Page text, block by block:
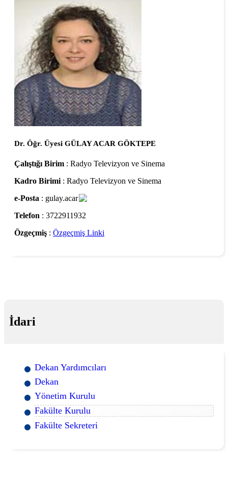
Dr. Öğr. Üyesi GÜLAY ACAR GÖKTEPE
Çalıştığı Birim : Radyo Televizyon ve Sinema
Kadro Birimi : Radyo Televizyon ve Sinema
e-Posta : gulay.acar
Telefon : 3722911932
Özgeçmiş : Özgeçmiş Linki
İdari
Dekan Yardımcıları
Dekan
Yönetim Kurulu
Fakülte Kurulu
Fakülte Sekreteri